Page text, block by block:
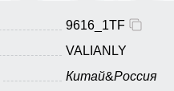
9616_1TF
VALIANLY
Китай&Россия